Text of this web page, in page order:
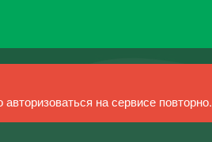
на сервисе повторно.